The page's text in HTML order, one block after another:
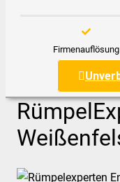
Firmenauflösung